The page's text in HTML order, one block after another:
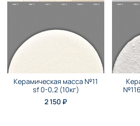
Керамическая масса №11
sf 0-0,2 (10кг)
2 150 ₽